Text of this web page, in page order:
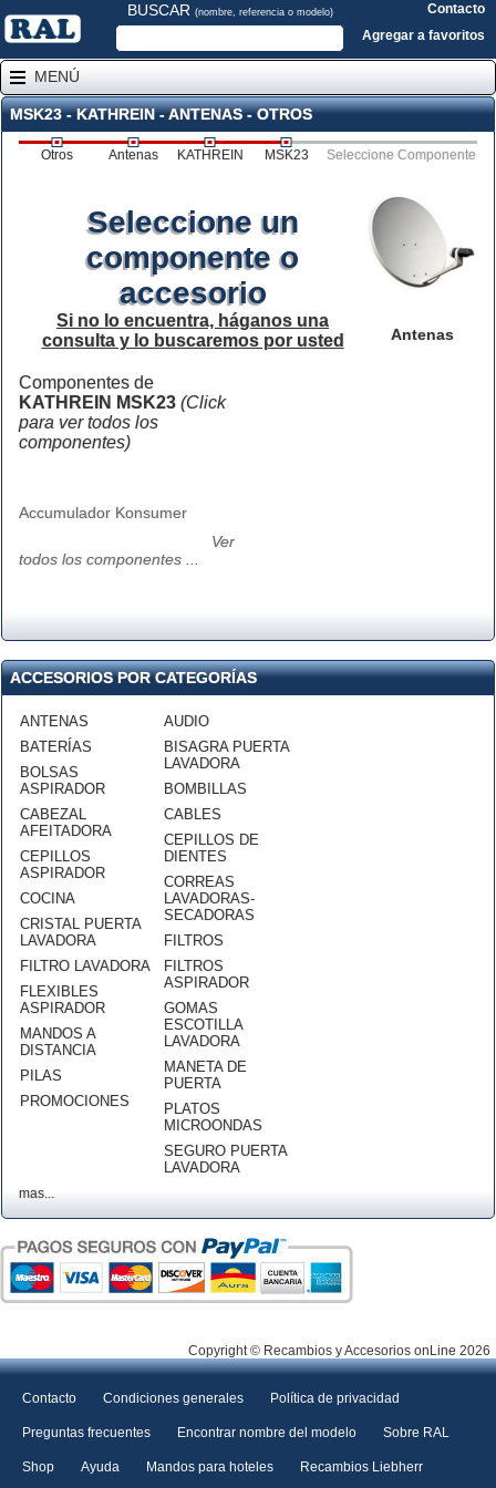
BUSCAR (nombre, referencia o modelo)
Contacto
Agregar a favoritos
MENÚ
MSK23 - KATHREIN - ANTENAS - OTROS
Otros Antenas KATHREIN MSK23 Seleccione Componente
Antenas
Seleccione un
componente o
accesorio
Si no lo encuentra, háganos una
consulta y lo buscaremos por usted
Componentes de
KATHREIN MSK23 (Click
para ver todos los
componentes)
Accumulador Konsumer
Ver
todos los componentes ...
ACCESORIOS POR CATEGORÍAS
ANTENAS
BATERÍAS
BOLSAS
ASPIRADOR
CABEZAL
AFEITADORA
CEPILLOS
ASPIRADOR
COCINA
CRISTAL PUERTA
LAVADORA
FILTRO LAVADORA
FLEXIBLES
ASPIRADOR
MANDOS A
DISTANCIA
PILAS
PROMOCIONES
AUDIO
BISAGRA PUERTA
LAVADORA
BOMBILLAS
CABLES
CEPILLOS DE
DIENTES
CORREAS
LAVADORAS-
SECADORAS
FILTROS
FILTROS
ASPIRADOR
GOMAS
ESCOTILLA
LAVADORA
MANETA DE
PUERTA
PLATOS
MICROONDAS
SEGURO PUERTA
LAVADORA
mas...
Copyright © Recambios y Accesorios onLine 2026
Contacto Condiciones generales Política de privacidad
Preguntas frecuentes Encontrar nombre del modelo Sobre RAL
Shop Ayuda Mandos para hoteles Recambios Liebherr